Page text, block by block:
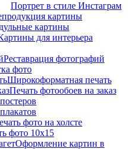
Портрет в стиле Инстаграм
картины
картины
для интерьера
Реставрация фотографий
фото
Широкоформатная печать
Печать фотообоев на заказ
фото на холсте
фото 10х15
Оформление картин в